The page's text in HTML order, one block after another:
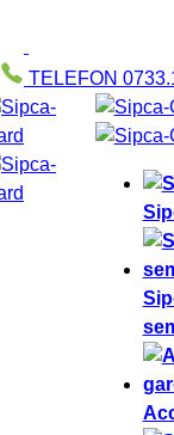
TELEFON